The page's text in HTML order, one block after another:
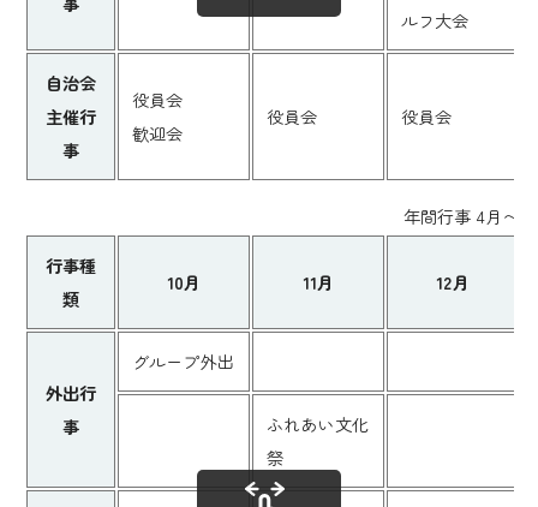
ルフ大会
自治会
主催行
事
役員会
歓迎会
役員会 役員会
年間行事 4月〜9
行事種
類
10月 11月 12月
外出行
事
グループ外出
ふれあい文化
祭